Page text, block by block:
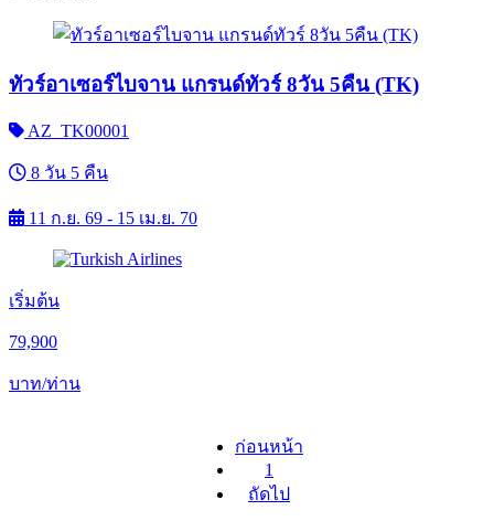
ทัวร์อาเซอร์ไบจาน แกรนด์ทัวร์ 8วัน 5คืน (TK)
AZ_TK00001
8 วัน 5 คืน
11 ก.ย. 69 - 15 เม.ย. 70
เริ่มต้น
79,900
บาท/ท่าน
ก่อนหน้า
1
ถัดไป